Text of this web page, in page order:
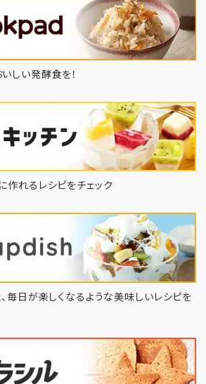
しい発酵食を！
作れるレシピをチェック
毎日が楽しくなるような美味しいレシピを